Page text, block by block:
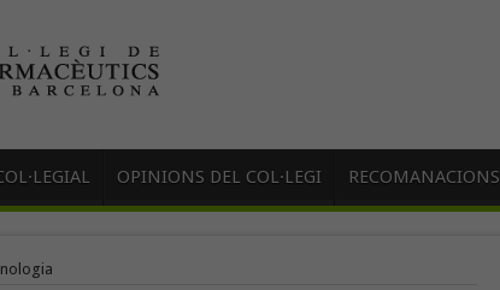
OPINIONS DEL COL·LEGI RECOMANACIONS